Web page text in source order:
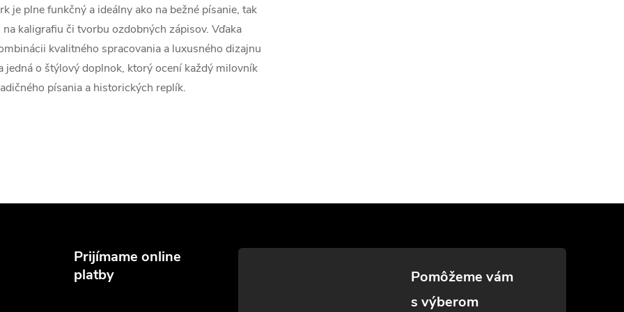
je plne funkčný a ideálny ako na bežné písanie, tak
na kaligrafiu či tvorbu ozdobných zápisov. Vďaka
kvalitného spracovania a luxusného dizajnu
jedná o štýlový doplnok, ktorý ocení každý milovník
písania a historických replík.
Prijímame online
platby